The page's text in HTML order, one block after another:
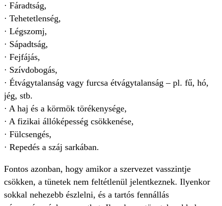
· Fáradtság,
· Tehetetlenség,
· Légszomj,
· Sápadtság,
· Fejfájás,
· Szívdobogás,
· Étvágytalanság vagy furcsa étvágytalanság – pl. fű, hó,
jég, stb.
· A haj és a körmök törékenysége,
· A fizikai állóképesség csökkenése,
· Fülcsengés,
· Repedés a száj sarkában.
Fontos azonban, hogy amikor a szervezet vasszintje
csökken, a tünetek nem feltétlenül jelentkeznek. Ilyenkor
sokkal nehezebb észlelni, és a tartós fennállás